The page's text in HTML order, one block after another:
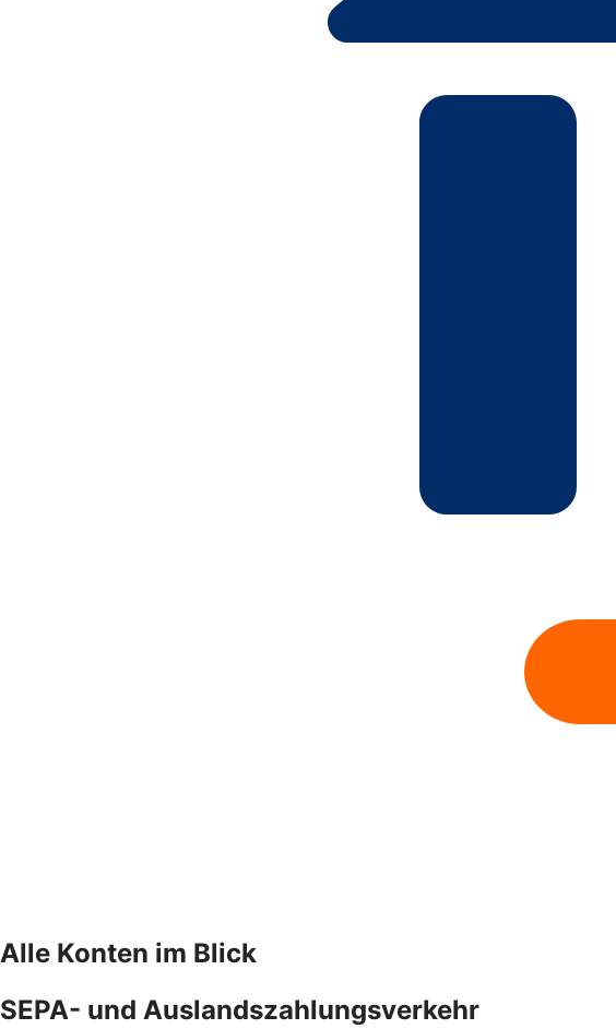
Alle Konten im Blick
SEPA- und Auslandszahlungsverkehr